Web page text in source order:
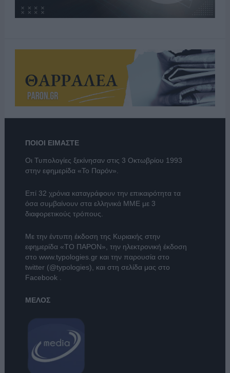
ΠΟΙΟΙ ΕΙΜΑΣΤΕ
Οι Τυπολογίες ξεκίνησαν στις 3 Οκτωβρίου 1993
στην εφημερίδα «Το Παρόν».
Επί 32 χρόνια καταγράφουν την επικαιρότητα τα
όσα συμβαίνουν στα ελληνικά ΜΜΕ με 3
διαφορετικούς τρόπους.
Με την έντυπη έκδοση της Κυριακής στην
εφημερίδα «ΤΟ ΠΑΡΟΝ» , την ηλεκτρονική έκδοση
στο www.typologies.grκαι την παρουσία στο
twitter (@typologies) , και στη σελίδα μας στο
Facebook
ΜΕΛΟΣ